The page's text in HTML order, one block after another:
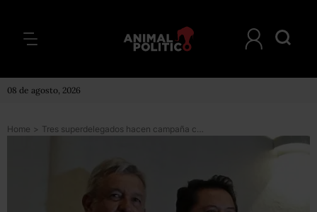
08 de agosto, 2026
Home > Tres superdelegados hacen campaña con espectaculares; expertos afirman que es ilegal